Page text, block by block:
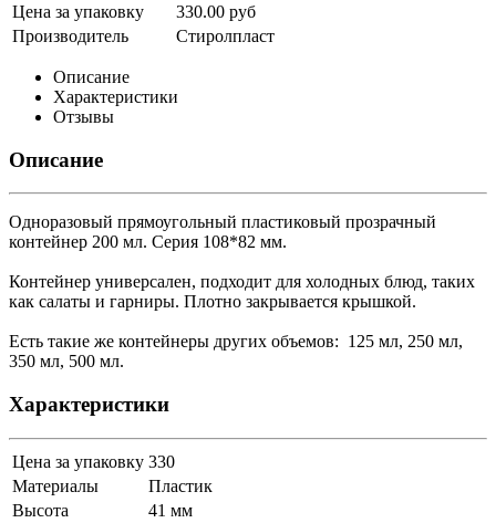
Цена за упаковку
330.00 руб
Производитель
Стиролпласт
Описание
Характеристики
Отзывы
Описание
Одноразовый прямоугольный пластиковый прозрачный
контейнер 200 мл. Серия 108*82 мм.
Контейнер универсален, подходит для холодных блюд, таких
как салаты и гарниры. Плотно закрывается крышкой.
Есть такие же контейнеры других объемов: 125 мл, 250 мл,
350 мл, 500 мл.
Характеристики
Цена за упаковку 330
Материалы
Пластик
Высота
41 мм